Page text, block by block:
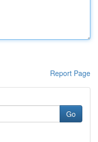
Report Page
Go